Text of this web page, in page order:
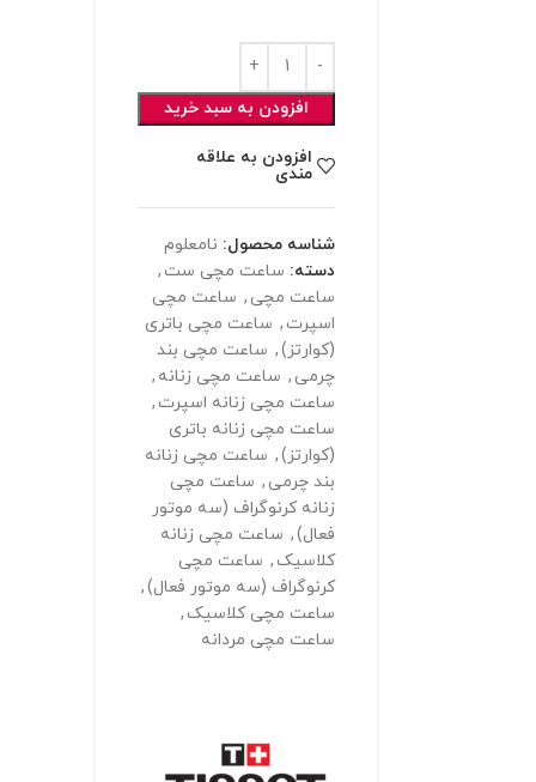
افزودن به سبد خرید
افزودن به علاقه
مندی
شناسه محصول: نامعلوم
دسته: ساعت مچی ست ,
ساعت مچی , ساعت مچی
اسپرت , ساعت مچی باتری
(کوارتز), ساعت مچی بند
چرمی , ساعت مچی زنانه ,
ساعت مچی زنانه اسپرت ,
ساعت مچی زنانه باتری
(کوارتز), ساعت مچی زنانه
بند چرمی , ساعت مچی
زنانه کرنوگراف (سه موتور
فعال), ساعت مچی زنانه
کلاسیک , ساعت مچی
کرنوگراف (سه موتور فعال),
ساعت مچی کلاسیک ,
ساعت مچی مردانه